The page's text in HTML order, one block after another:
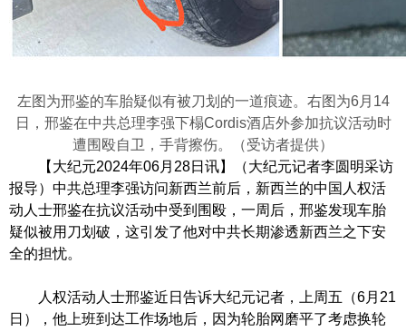
左图为邢鉴的车胎疑似有被刀划的一道痕迹。右图为6月14
日，邢鉴在中共总理李强下榻Cordis酒店外参加抗议活动时
遭围殴自卫，手背擦伤。（受访者提供）
【大纪元2024年06月28日讯】（大纪元记者李圆明采访
报导）中共总理李强访问新西兰前后，新西兰的中国人权活
动人士邢鉴在抗议活动中受到围殴，一周后，邢鉴发现车胎
疑似被用刀划破，这引发了他对中共长期渗透新西兰之下安
全的担忧。
人权活动人士邢鉴近日告诉大纪元记者，上周五（6月21
日），他上班到达工作场地后，因为轮胎网磨平了考虑换轮